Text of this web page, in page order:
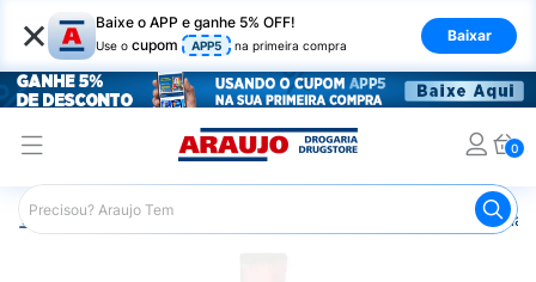
× Baixe o APP e ganhe 5% OFF!
Use o cupom APP5 na primeira compra
Baixar
0
Araujo Beleza e Cuidados